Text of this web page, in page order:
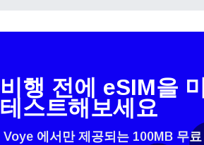
비행 전에 eSIM을
테스트해보세요
Voye 에서만 제공되는 100MB 무